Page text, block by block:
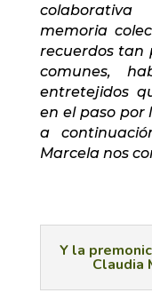
memoria
recuerdos tan
comunes,
entretejidos
en el paso por
a
Marcela nos
Y la
Claudia